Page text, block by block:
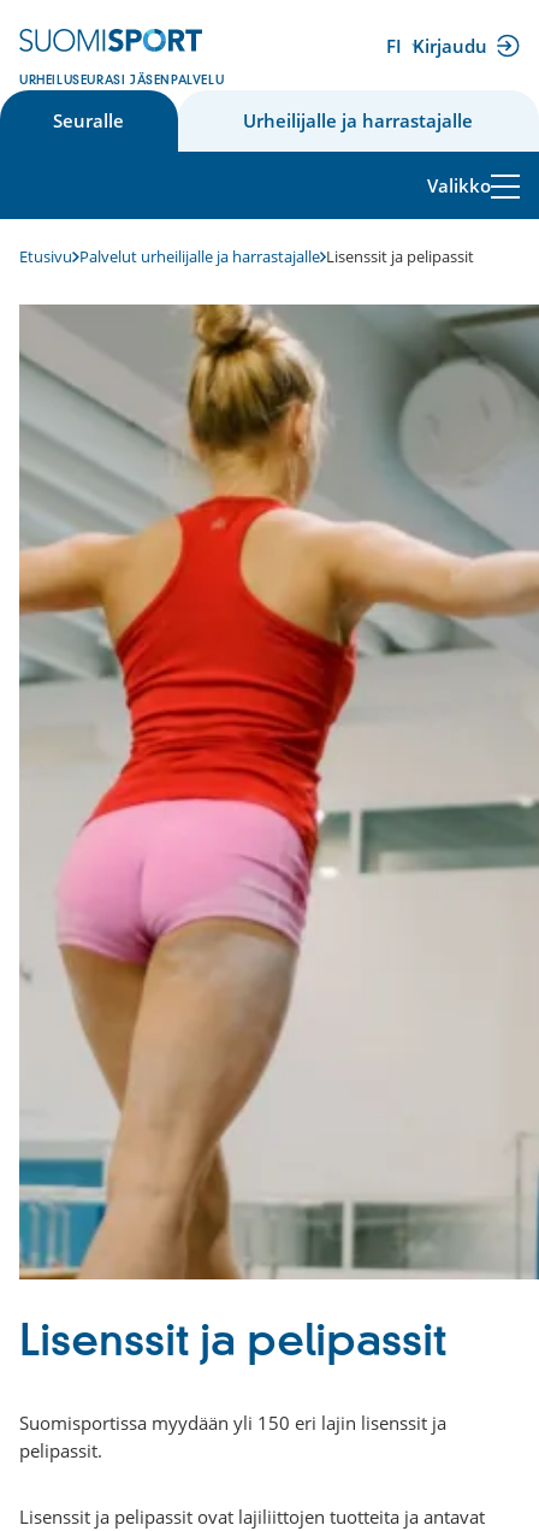
sisältöön
URHEILUSEURASI JÄSENPALVELU
FI Kirjaudu
(ulkoinen
Seuralle
Urheilijalle ja harrastajalle
Valikko
Etusivu Palvelut urheilijalle ja harrastajalle Lisenssit ja pelipassit
Lisenssit ja pelipassit
Suomisportissa myydään yli 150 eri lajin lisenssit ja
pelipassit.
Lisenssit ja pelipassit ovat lajiliittojen tuotteita ja antavat